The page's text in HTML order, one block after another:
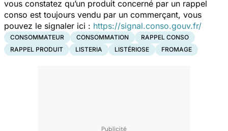
vous constatez qu’un produit concerné par un rappel
conso est toujours vendu par un commerçant, vous
pouvez le signaler ici : https://signal.conso.gouv.fr/
CONSOMMATEUR CONSOMMATION
RAPPEL CONSO
RAPPEL PRODUIT
LISTERIA LISTÉRIOSE FROMAGE